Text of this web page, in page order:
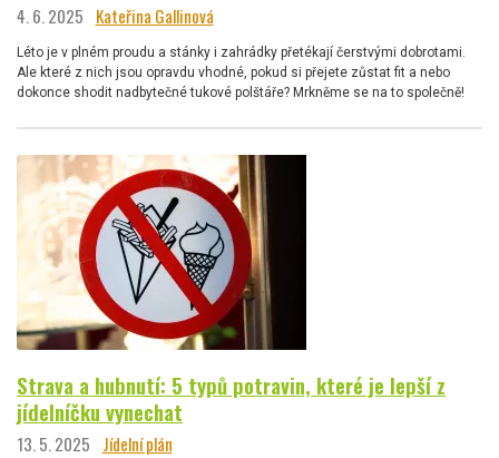
4. 6. 2025 Kateřina Gallinová
Léto je v plném proudu a stánky i zahrádky přetékají čerstvými dobrotami.
Ale které z nich jsou opravdu vhodné, pokud si přejete zůstat fit a nebo
dokonce shodit nadbytečné tukové polštáře? Mrkněme se na to společně!
Strava a hubnutí: 5 typů potravin, které je lepší z
jídelníčku vynechat
13. 5. 2025 Jídelní plán